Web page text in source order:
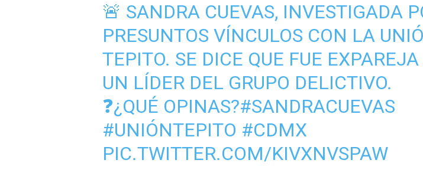
🚨 SANDRA CUEVAS, INVESTIGADA
PRESUNTOS VÍNCULOS CON LA
TEPITO. SE DICE QUE FUE EXPAREJA
UN LÍDER DEL GRUPO DELICTIVO.
❓¿QUÉ OPINAS?#SANDRACUEVAS
#UNIÓNTEPITO #CDMX
PIC.TWITTER.COM/KIVXNVSPAW